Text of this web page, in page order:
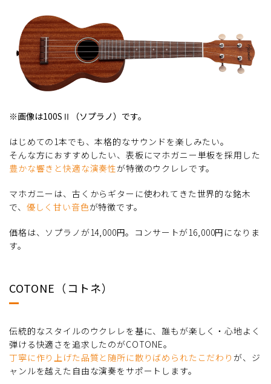
※画像は100SⅡ（ソプラノ）です。
はじめての1本でも、本格的なサウンドを楽しみたい。
そんな方におすすめしたい、表板にマホガニー単板を採用した
豊かな響きと快適な演奏性が特徴のウクレレです。
マホガニーは、古くからギターに使われてきた世界的な銘木
で、 優しく甘い音色が特徴です。
価格は、ソプラノが14,000円。コンサートが16,000円になりま
す。
COTONE（コトネ）
伝統的なスタイルのウクレレを基に、誰もが楽しく・心地よく
弾ける快適さを追求したのがCOTONE。
丁寧に作り上げた品質と随所に散りばめられたこだわり が、ジ
ャンルを越えた自由な演奏をサポートします。